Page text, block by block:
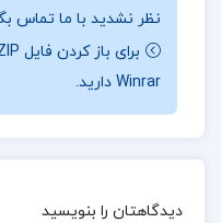
اصول دین، شامل
مرتبط با اعتقادات
این مفاهیم را به‌صورت
ارائه دهد. محتوای
که به نیازهای فکری و
نظر نشدید با ما تماس
Winrar دارید.
دیدگاهتان را بنویسید